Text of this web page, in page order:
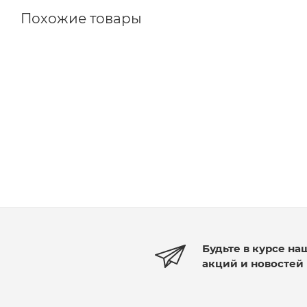
Похожие товары
Будьте в курсе
акций и новостей